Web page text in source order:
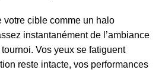
votre cible comme un halo
instantanément de l’ambiance
Vos yeux se fatiguent
reste intacte, vos performances